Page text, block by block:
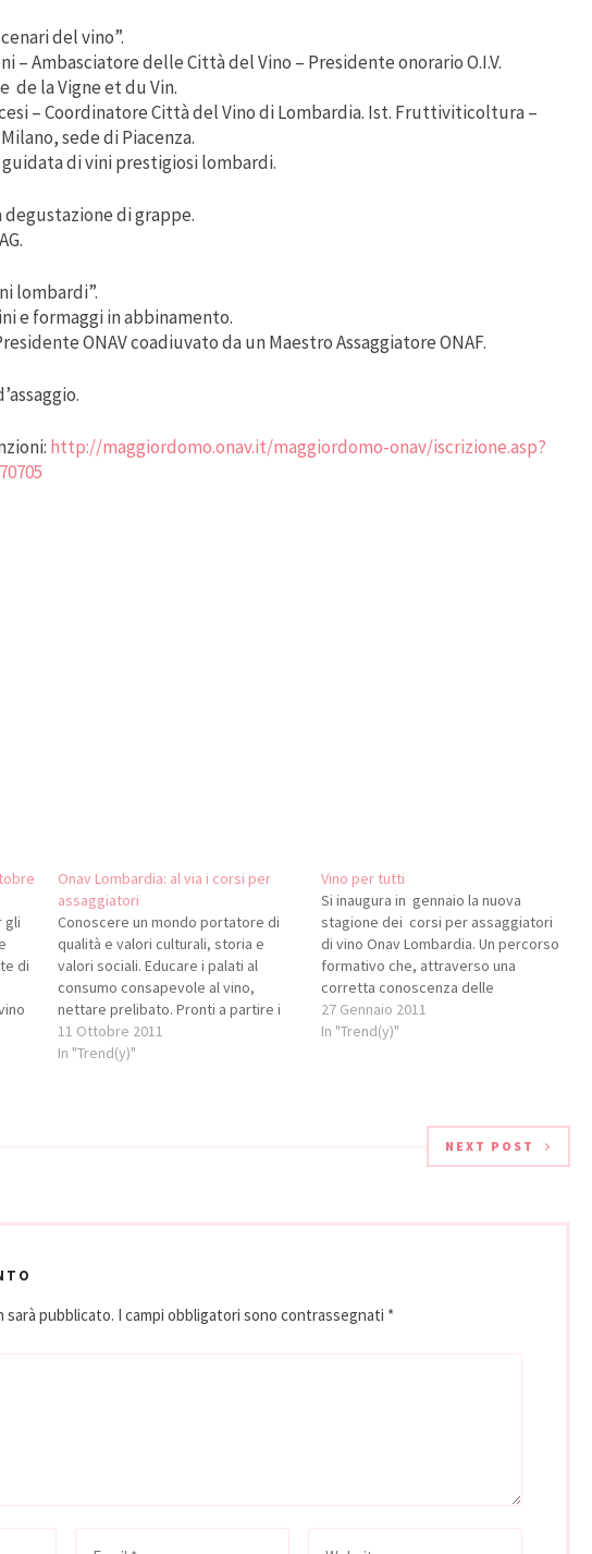
del vino”.
– Ambasciatore delle Città del Vino – Presidente onorario O.I.V.
de la Vigne et du Vin.
– Coordinatore Città del Vino di Lombardia. Ist. Fruttiviticoltura –
sede di Piacenza.
di vini prestigiosi lombardi.
degustazione di grappe.
lombardi”.
e formaggi in abbinamento.
ONAV coadiuvato da un Maestro Assaggiatore ONAF.
http://maggiordomo.onav.it/maggiordomo-onav/iscrizione.asp?
gli
di
Onav Lombardia: al via i corsi per
assaggiatori
Conoscere un mondo portatore di
qualità e valori culturali, storia e
valori sociali. Educare i palati al
consumo consapevole al vino,
nettare prelibato. Pronti a partire i
corsi per appasionati di vino
organizzati da ONAV Lombardia. 18
11 Ottobre 2011
In "Trend(y)"
Vino per tutti
Si inaugura in gennaio la nuova
stagione dei corsi per assaggiatori
di vino Onav Lombardia. Un percorso
formativo che, attraverso una
corretta conoscenza delle
numerosissime peculiarità del vino e
a un approccio professionale alla
27 Gennaio 2011
In "Trend(y)"
NEXT POST
sarà pubblicato. I campi obbligatori sono contrassegnati *